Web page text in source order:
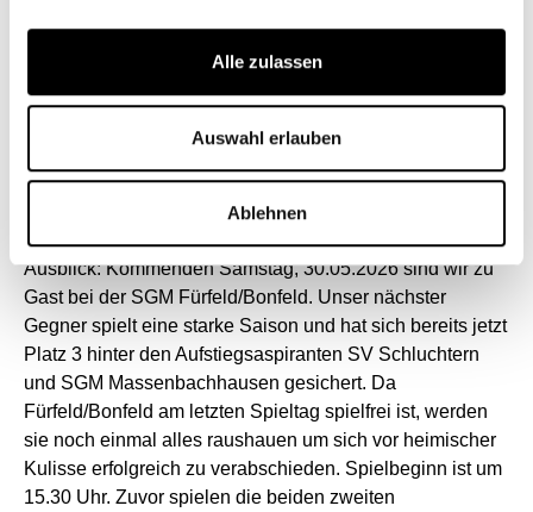
Alle zulassen
Auswahl erlauben
Ablehnen
Spieltage vor Rundenende auf Rang 6. Mit der TGV
Dürrenzimmern steht somit der dritte direkte Absteiger
Mannschaften streiten sich nun noch um den
Ausblick: Kommenden Samstag, 30.05.2026 sind wir zu
Gast bei der SGM Fürfeld/Bonfeld. Unser nächster
Gegner spielt eine starke Saison und hat sich bereits jetzt
Platz 3 hinter den Aufstiegsaspiranten SV Schluchtern
und SGM Massenbachhausen gesichert. Da
Fürfeld/Bonfeld am letzten Spieltag spielfrei ist, werden
sie noch einmal alles raushauen um sich vor heimischer
Kulisse erfolgreich zu verabschieden. Spielbeginn ist um
15.30 Uhr. Zuvor spielen die beiden zweiten